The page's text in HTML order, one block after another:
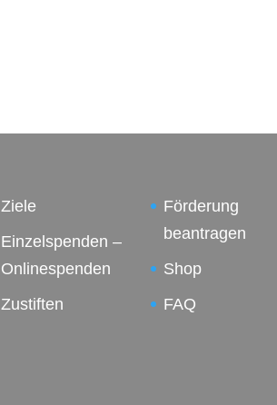
Ziele
Einzelspenden –
Onlinespenden
Zustiften
Förderung
beantragen
Shop
FAQ